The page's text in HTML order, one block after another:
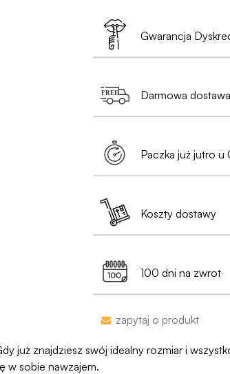
Gwarancja
•
e-mail i numer
Paczka będzie
•Dyskrecja nawet
Darmowa
wygodnie i bez
Paczka już jutro u
robocze).
Jest już po 13:00?
99% przesyłek
Koszty dostawy
min. 199 zł
100 dni na zwrot
proces jesy
zapytaj o produkt
już znajdziesz swój idealny rozmiar i
w sobie nawzajem.